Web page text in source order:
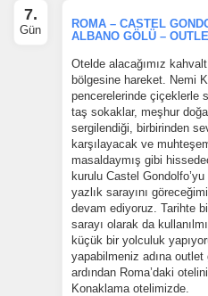
İstatistik Çerezleri
Ziyaretçilerin siteyi nasıl
Hangi sayfaların popüler
zorluk yaşadığını anlamamıza
Pazarlama Çerezleri
Size ve ilgi alanlarınıza uygun
kullanılır. Kapatırsanız
ancak daha az alakalı olabilirler.
7.
Gün
ROMA – CASTEL
ALBANO GÖLÜ –
Otelde alacağımız
bölgesine hareket. Nemi
pencerelerinde çiçeklerle
taş sokaklar, meşhur
sergilendiği, birbirinden
karşılayacak ve
masaldaymış gibi
kurulu Castel Gondolfo’yu
yazlık sarayını
devam ediyoruz. Tarihte
sarayı olarak da
küçük bir yolculuk
yapabilmeniz adına
ardından Roma’daki
Konaklama otelimizde.